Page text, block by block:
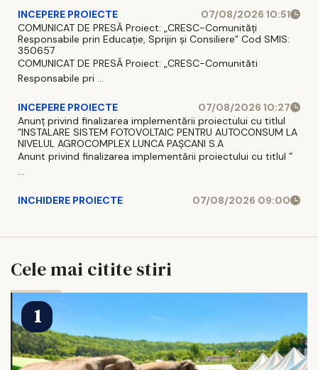
INCEPERE PROIECTE
07/08/2026 10:51
COMUNICAT DE PRESĂ Proiect: „CRESC-Comunități
Responsabile prin Educație, Sprijin și Consiliere” Cod SMIS:
350657
COMUNICAT DE PRESĂ Proiect: „CRESC-Comunităti
Responsabile pri ...
INCEPERE PROIECTE
07/08/2026 10:27
Anunț privind finalizarea implementării proiectului cu titlul
”INSTALARE SISTEM FOTOVOLTAIC PENTRU AUTOCONSUM LA
NIVELUL AGROCOMPLEX LUNCA PAȘCANI S.A
Anunt privind finalizarea implementării proiectului cu titlul ”
...
INCHIDERE PROIECTE 07/08/2026 09:00
Cele mai citite stiri